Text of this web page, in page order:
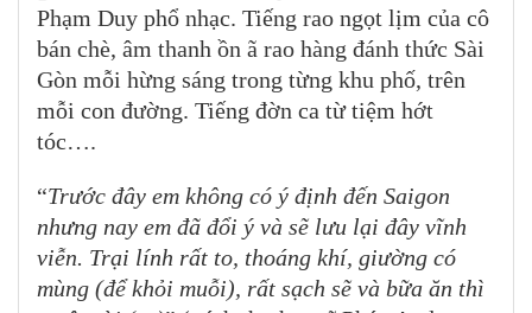
Phạm Duy phổ nhạc. Tiếng rao ngọt lịm của cô
bán chè, âm thanh ồn ã rao hàng đánh thức Sài
Gòn mỗi hừng sáng trong từng khu phố, trên
mỗi con đường. Tiếng đờn ca từ tiệm hớt
tóc….
“Trước đây em không có ý định đến Saigon
nhưng nay em đã đổi ý và sẽ lưu lại đây vĩnh
viễn. Trại lính rất to, thoáng khí, giường có
mùng (để khỏi muỗi), rất sạch sẽ và bữa ăn thì